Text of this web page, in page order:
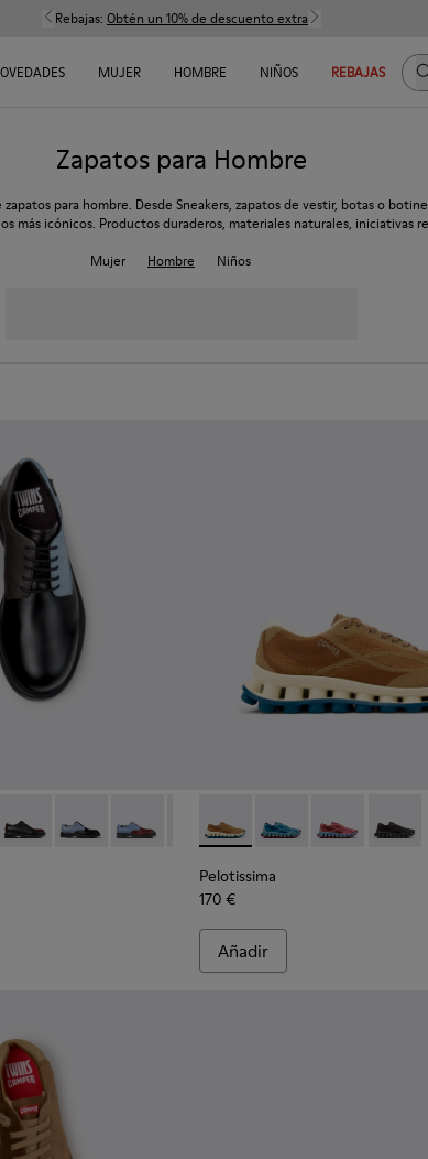
Rebajas: Obtén un 10% de descuento extra
MUJER HOMBRE NIÑOS REBAJAS
Zapatos para Hombre
para hombre. Desde Sneakers, zapatos de vestir, botas o
más icónicos. Productos duraderos, materiales naturales, iniciativas
Mujer
Hombre Niños
para hombre.
técnicos reciclados para hombre.
materiales técnicos reciclados para hombre.
Zapatos de piel multicolor para hombre.
027 025
Twins - K100979-022 - Zapatos de piel negros para
Twins - K100979-016
Twins - K100979-015
Twins - K100979-014
Twins - K100979-012
Twins - K100979-011
Twins -
Pelotissima - K101109-007
Pelotissima -Pelotissima -
Pelotissima
170 €
Añadir